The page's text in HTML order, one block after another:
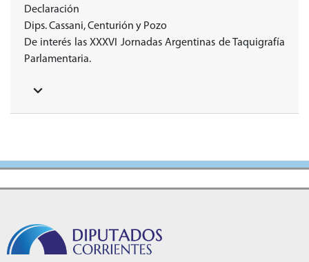
Declaración
Dips. Cassani, Centurión y Pozo
De interés las XXXVI Jornadas Argentinas de Taquigrafía
Parlamentaria.